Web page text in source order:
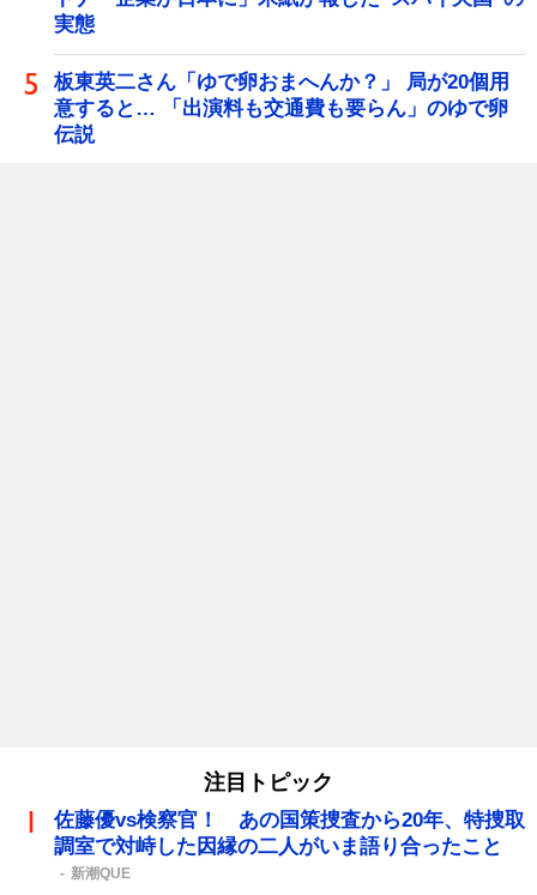
実態
板東英二さん「ゆで卵おまへんか？」 局が20個用
意すると… 「出演料も交通費も要らん」のゆで卵
伝説
注目トピック
佐藤優vs検察官！ あの国策捜査から20年、特捜取
調室で対峙した因縁の二人がいま語り合ったこと
新潮QUE